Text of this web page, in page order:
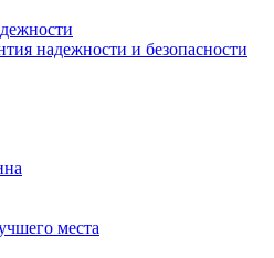
надежности и безопасности
места